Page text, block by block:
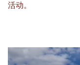
活动。